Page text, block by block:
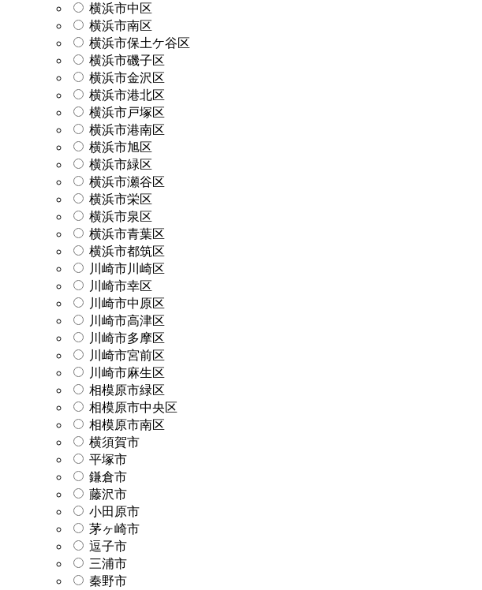
横浜市中区
横浜市南区
横浜市保土ケ谷区
横浜市磯子区
横浜市金沢区
横浜市港北区
横浜市戸塚区
横浜市港南区
横浜市旭区
横浜市緑区
横浜市瀬谷区
横浜市栄区
横浜市泉区
横浜市青葉区
横浜市都筑区
川崎市川崎区
川崎市幸区
川崎市中原区
川崎市高津区
川崎市多摩区
川崎市宮前区
川崎市麻生区
相模原市緑区
相模原市中央区
相模原市南区
横須賀市
平塚市
鎌倉市
藤沢市
小田原市
茅ヶ崎市
逗子市
三浦市
秦野市